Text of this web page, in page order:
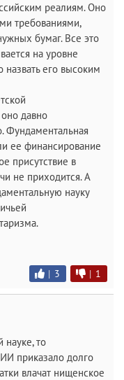
реалиям. Оно
требованиями,
бумаг. Все это
на уровне
назвать его высоким
давно
Фундаментальная
ее финансирование
присутствие в
не приходится. А
науку
| 3 | 1
науке, то
приказало долго
влачат нищенское